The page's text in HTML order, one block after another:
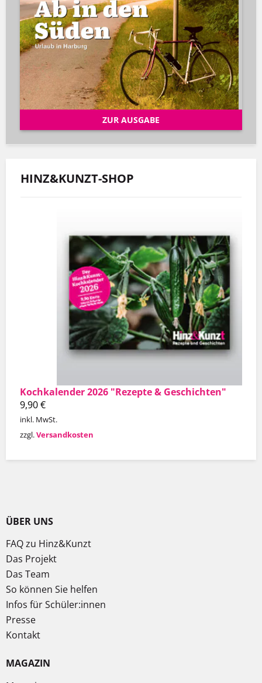
ZUR AUSGABE
HINZ&KUNZT-SHOP
Kochkalender 2026 "Rezepte & Geschichten"
9,90€
inkl. MwSt.
zzgl.Versandkosten
ÜBER UNS
FAQ zu Hinz&Kunzt
Das Projekt
Das Team
So können Sie helfen
Infos für Schüler:innen
Presse
Kontakt
MAGAZIN